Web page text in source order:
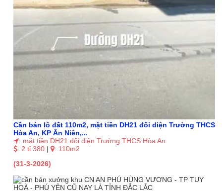
Cần bán lô đất 110m2, mặt tiền DH21 đối diện Trường THCS
Hòa An, KP Ân Niên,...
: mặt tiền DH21 đối diện Trường THCS Hòa An
: 2 tỉ 380 | : 110m2
(31-3-2026)